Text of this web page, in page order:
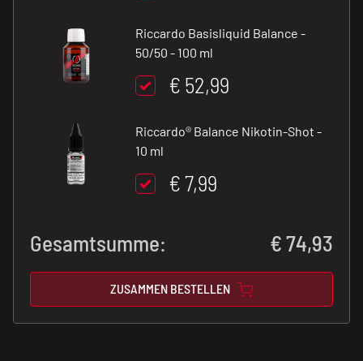
Riccardo Basisliquid Balance -
50/50 - 100 ml
€ 52,99
Riccardo® Balance Nikotin-Shot -
10 ml
€ 7,99
Gesamtsumme: €74,93
ZUSAMMEN BESTELLEN